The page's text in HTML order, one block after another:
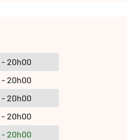
20h00
20h00
20h00
20h00
20h00